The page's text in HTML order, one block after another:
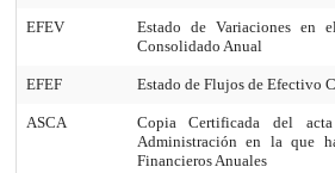
EFEV
Estado de Variaciones en
Consolidado Anual
EFEF Estado de Flujos de Efectivo
ASCA
Copia Certificada del
Administración en la que
Financieros Anuales